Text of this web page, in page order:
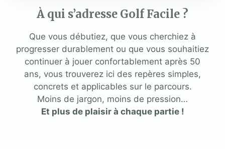
À qui s’adresse Golf Facile ?
Que vous débutiez, que vous cherchiez à
progresser durablement ou que vous souhaitiez
continuer à jouer confortablement après 50
ans, vous trouverez ici des repères simples,
concrets et applicables sur le parcours.
Moins de jargon, moins de pression…
Et plus de plaisir à chaque partie !